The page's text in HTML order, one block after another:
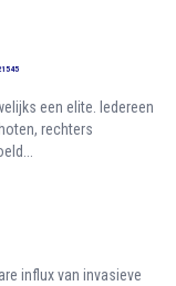
een elite. Iedereen
rechters
influx van invasieve